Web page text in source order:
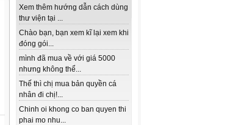
Xem thêm hướng dẫn cách dùng
thư viện tại ...
Chào bạn, bạn xem kĩ lại xem khi
đóng gói...
mình đã mua về với giá 5000
nhưng không thể...
Thế thì chị mua bản quyền cá
nhân đi chị!...
Chinh oi khong co ban quyen thi
phai mo nhu...